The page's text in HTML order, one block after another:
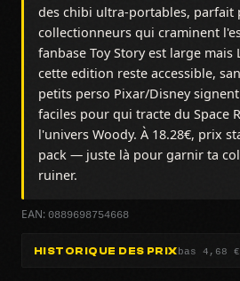
des chibi ultra-portables, parfait
collectionneurs qui craminent
fanbase Toy Story est large mais
cette edition reste accessible,
petits perso Pixar/Disney
faciles pour qui tracte du Space
l'univers Woody. À 18.28€, prix
pack — juste là pour garnir ta
ruiner.
EAN: 0889698754668
HISTORIQUE DES PRIXbas 4,68